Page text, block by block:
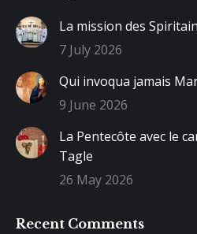
La mission des
7 July 2026
Qui invoqua jamais
9 June 2026
La Pentecôte avec le
Tagle
26 May 2026
Recent Comments